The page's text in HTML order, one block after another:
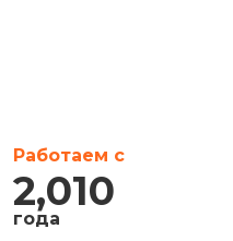
Работаем с
2,010
года